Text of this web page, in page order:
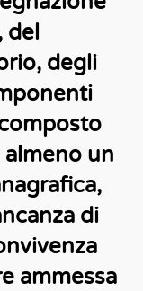
del
degli
un
di
ammessa